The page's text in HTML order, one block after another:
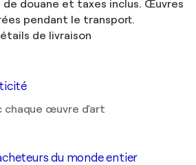
de douane et taxes inclus. Œuvres
pendant le transport.
de livraison
chaque œuvre d'art
du monde entier